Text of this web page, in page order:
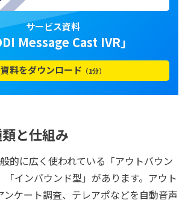
サービス資料
Message Cast IVR」
資料をダウンロード （1分）
と仕組み
的に広く使われている「アウトバウン
「インバウンド型」があります。アウト
ンケート調査、テレアポなどを自動音声